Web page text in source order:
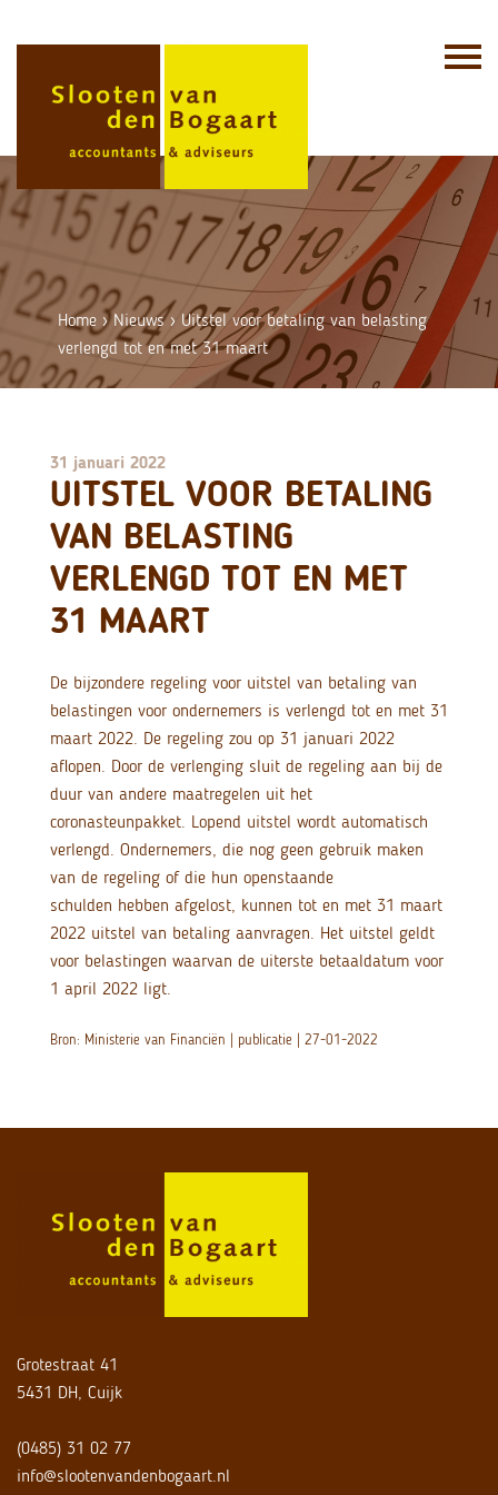
Home ›Nieuws› Uitstel voor betaling van belasting
verlengd tot en met 31 maart
31 januari 2022
UITSTEL VOOR BETALING
VAN BELASTING
VERLENGD TOT EN MET
31 MAART
De bijzondere regeling voor uitstel van betaling van
belastingen voor ondernemers is verlengd tot en met 31
maart 2022. De regeling zou op 31 januari 2022
aflopen. Door de verlenging sluit de regeling aan bij de
duur van andere maatregelen uit het
coronasteunpakket. Lopend uitstel wordt automatisch
verlengd. Ondernemers, die nog geen gebruik maken
van de regeling of die hun openstaande
schulden hebben afgelost, kunnen tot en met 31 maart
2022 uitstel van betaling aanvragen. Het uitstel geldt
voor belastingen waarvan de uiterste betaaldatum voor
1 april 2022 ligt.
Bron: Ministerie van Financiën | publicatie | 27-01-2022
Grotestraat 41
5431 DH, Cuijk
(0485) 31 02 77
info@slootenvandenbogaart.nl